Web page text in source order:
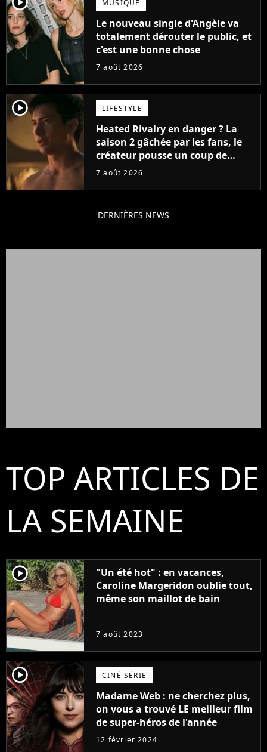
MUSIQUE
Le nouveau single d'Angèle va
totalement dérouter le public, et
c'est une bonne chose
7 août 2026
player2 LIFESTYLE
Heated Rivalry en danger ? La
saison 2 gâchée par les fans, le
créateur pousse un coup de
gueule
7 août 2026
DERNIÈRES NEWS
TOP ARTICLES DE
LA SEMAINE
player2
"Un été hot" : en vacances,
Caroline Margeridon oublie tout,
même son maillot de bain
7 août 2023
player2 CINÉ SÉRIE
Madame Web : ne cherchez plus,
on vous a trouvé LE meilleur film
de super-héros de l'année
12 février 2024